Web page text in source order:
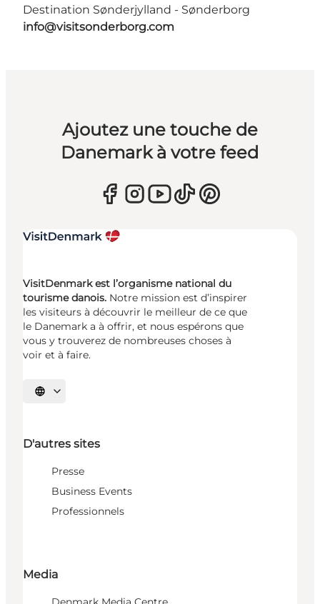
Destination Sønderjylland - Sønderborg
info@visitsonderborg.com
Ajoutez une touche de
Danemark à votre feed
VisitDenmark est l’organisme national du
tourisme danois. Notre mission est d’inspirer
les visiteurs à découvrir le meilleur de ce que
le Danemark a à offrir, et nous espérons que
vous y trouverez de nombreuses choses à
voir et à faire.
Choisissez la langue
D'autres sites
Presse
Business Events
Professionnels
Media